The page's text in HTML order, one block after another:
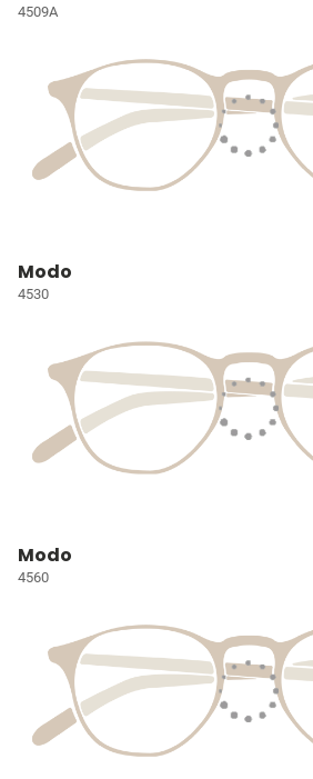
4509A
Modo
4530
Modo
4560